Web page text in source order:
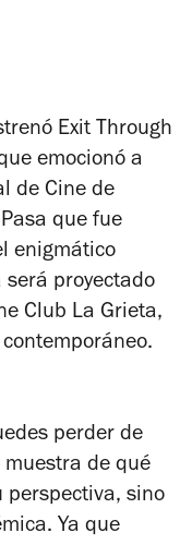
Exit Through
emocionó a
de Cine de
que fue
enigmático
proyectado
Club La Grieta,
perder de
muestra de qué
perspectiva, sino
Ya que